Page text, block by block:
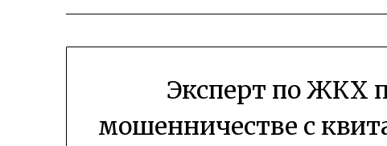
Эксперт по ЖКХ
мошенничестве с